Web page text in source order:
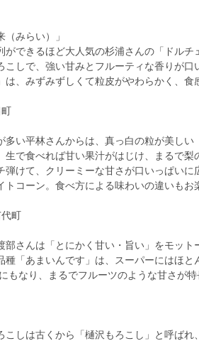
みらい）」
できるほど大人気の杉浦さんの「ドルチ
こしで、強い甘みとフルーティな香りが口
、みずみずしくて粒皮がやわらかく、食
い平林さんからは、真っ白の粒が美しい
生で食べれば甘い果汁がはじけ、まるで梨
けて、クリーミーな甘さが口いっぱいに
コーン。食べ方による味わいの違いもお
町
さんは「とにかく甘い・旨い」をモット
種「あまいんです」は、スーパーにはほと
もなり、まるでフルーツのような甘さが特
こしは古くから「樋沢もろこし」と呼ばれ